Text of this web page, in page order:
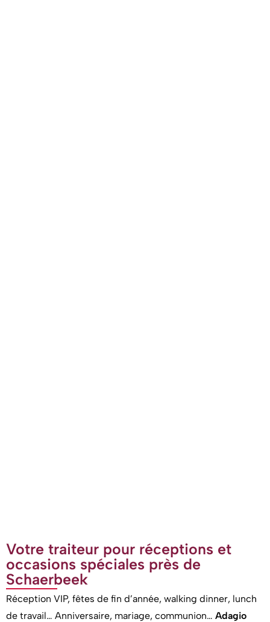
Votre traiteur pour réceptions et
occasions spéciales près de
Schaerbeek
Réception VIP, fêtes de fin d’année, walking dinner, lunch
de travail… Anniversaire, mariage, communion… Adagio